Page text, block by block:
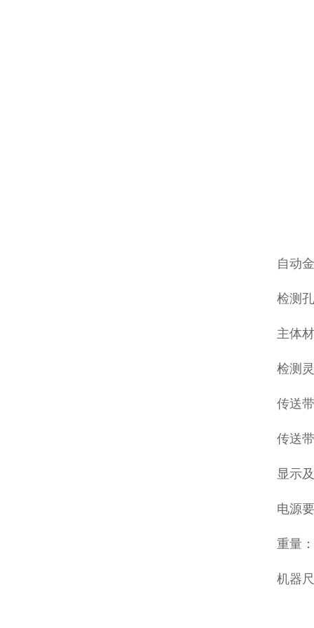
自动
检测
主体
检测
传送
传送
显示
电源
重量
机器